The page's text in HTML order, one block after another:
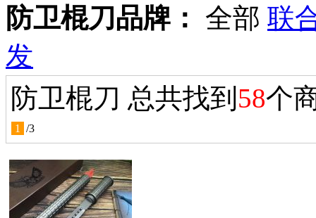
防卫棍刀品牌： 全部 联
发
防卫棍刀 总共找到58个
1 /3